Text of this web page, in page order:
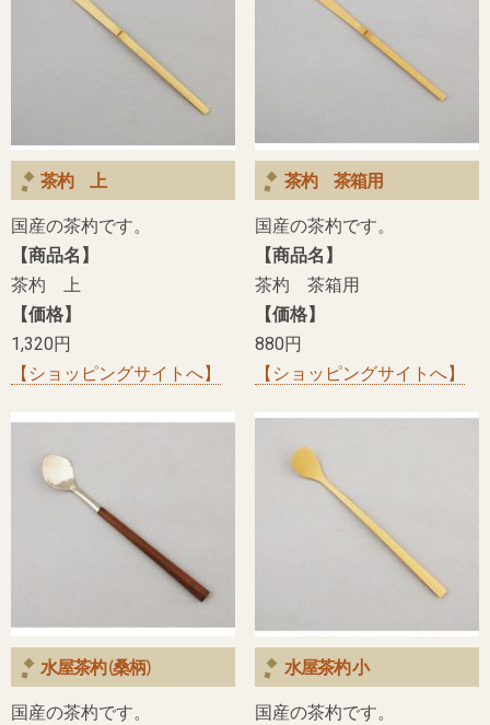
茶杓 上
国産の茶杓です。
【商品名】
茶杓 上
【価格】
1,320円
【ショッピングサイトへ】
茶杓 茶箱用
国産の茶杓です。
【商品名】
茶杓 茶箱用
【価格】
880円
【ショッピングサイトへ】
水屋茶杓 (桑柄)
国産の茶杓です。
水屋茶杓 小
国産の茶杓です。